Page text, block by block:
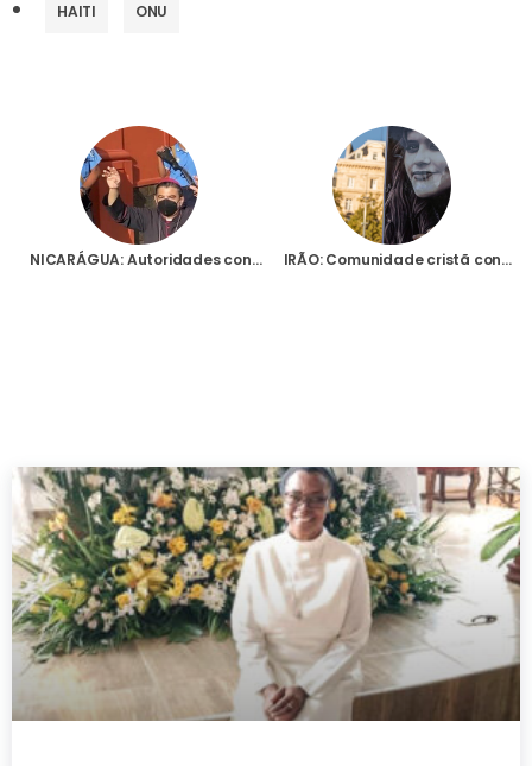
HAITI ONU
NICARÁGUA: Autoridades continuam repressão da comunidade cristã, 50 dias após prisão do Bispo de Matagalpa IRÃO: Comunidade cristã condena “opressão” das mulheres e “violação” dos direitos humanos no país